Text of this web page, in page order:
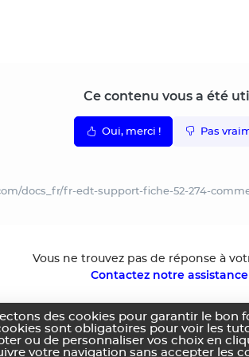
Ce contenu vous a été
Oui, merci ! Pas
docs_fr/fr-edt-support-fiche-52-274-
Vous ne trouvez pas de réponse à
Contactez notre assistance
des cookies pour garantir le
sont obligatoires pour voir les
ou de personnaliser vos choix en
votre navigation sans accepter les